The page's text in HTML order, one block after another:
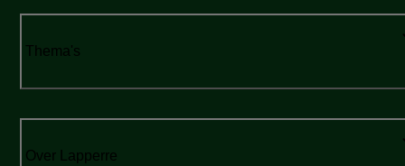
Thema's
Over Lapperre